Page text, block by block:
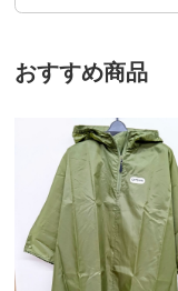
おすすめ商品